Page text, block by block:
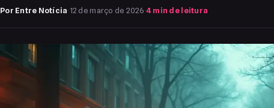
Por Entre Notícia·12 de março de 2026·4 min de leitura